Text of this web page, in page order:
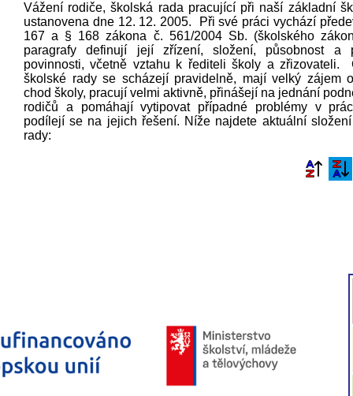
Vážení rodiče, školská rada pracující při naší základní
ustanovena dne 12. 12. 2005. Při své práci vychází
167 a § 168 zákona č. 561/2004 Sb. (školského
paragrafy definují její zřízení, složení, působnost a
povinnosti, včetně vztahu k řediteli školy a zřizovateli.
školské rady se scházejí pravidelně, mají velký zájem
chod školy, pracují velmi aktivně, přinášejí na jednání
rodičů a pomáhají vytipovat případné problémy v
podílejí se na jejich řešení. Níže najdete aktuální
rady: